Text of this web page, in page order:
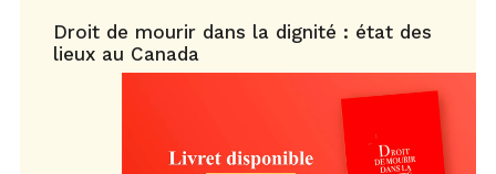
Droit de mourir dans la dignité : état des
lieux au Canada